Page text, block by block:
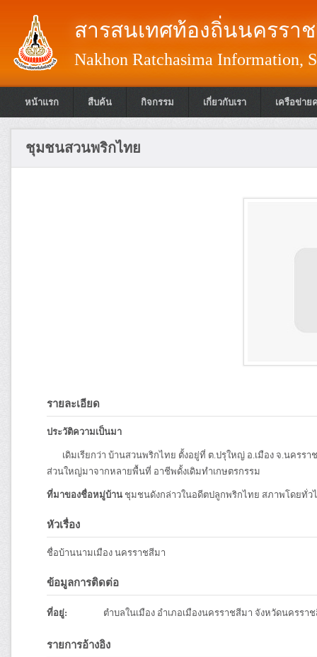
สารสนเทศท้องถิ่นนครรา
Nakhon Ratchasima Information,
หน้าแรก สืบค้น กิจกรรม เกี่ยวกับเรา เครือข่าย
ชุมชนสวนพริกไทย
รายละเอียด
ประวัติความเป็นมา
เดิมเรียกว่า บ้านสวนพริกไทย ตั้งอยู่ที่ ต.ปรุใหญ่ อ.เมือง จ.นครรา
ส่วนใหญ่มาจากหลายพื้นที่ อาชีพดั้งเดิมทำเกษตรกรรม
ที่มาของชื่อหมู่บ้าน ชุมชนดังกล่าวในอดีตปลูกพริกไทย สภาพโดยทั่ว
หัวเรื่อง
ชื่อบ้านนามเมือง นครราชสีมา
ข้อมูลการติดต่อ
ที่อยู่: ตำบลในเมือง อำเภอเมืองนครราชสีมา จังหวัดนครรา
รายการอ้างอิง